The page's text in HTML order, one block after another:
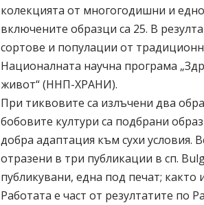
колекцията от многогодишни и
включените образци са 25. В
сортове и популации от
Националната научна програма
живот“ (ННП-ХРАНИ).
При тиквовите са излъчени два
бобовите култури са подбрани
добра адаптация към сухи условия.
отразени в три публикации в сп.
публикувани, една под печат; както
Работата е част от резултатите по